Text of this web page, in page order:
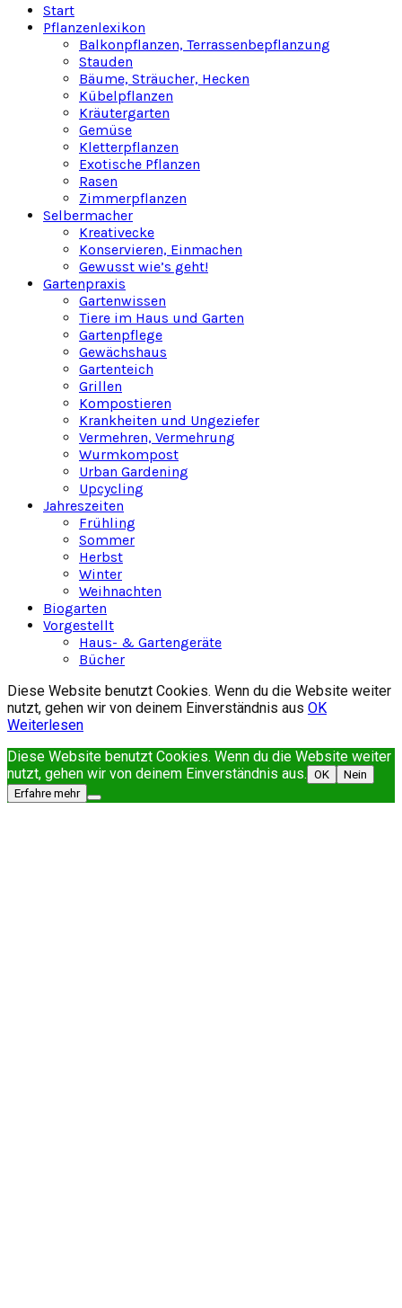
Start
Pflanzenlexikon
Balkonpflanzen, Terrassenbepflanzung
Stauden
Bäume, Sträucher, Hecken
Kübelpflanzen
Kräutergarten
Gemüse
Kletterpflanzen
Exotische Pflanzen
Rasen
Zimmerpflanzen
Selbermacher
Kreativecke
Konservieren, Einmachen
Gewusst wie’s geht!
Gartenpraxis
Gartenwissen
Tiere im Haus und Garten
Gartenpflege
Gewächshaus
Gartenteich
Grillen
Kompostieren
Krankheiten und Ungeziefer
Vermehren, Vermehrung
Wurmkompost
Urban Gardening
Upcycling
Jahreszeiten
Frühling
Sommer
Herbst
Winter
Weihnachten
Biogarten
Vorgestellt
Haus- & Gartengeräte
Bücher
Diese Website benutzt Cookies. Wenn du die Website weiter
nutzt, gehen wir von deinem Einverständnis aus OK
Weiterlesen
Diese Website benutzt Cookies. Wenn du die Website weiter
nutzt, gehen wir von deinem Einverständnis aus. OK
Nein
Erfahre mehr